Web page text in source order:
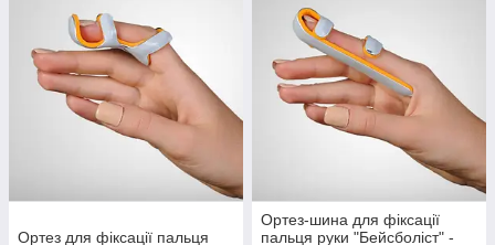
Ортез для фіксації пальця
Ортез-шина для фіксації
пальця руки "Бейсболіст" -